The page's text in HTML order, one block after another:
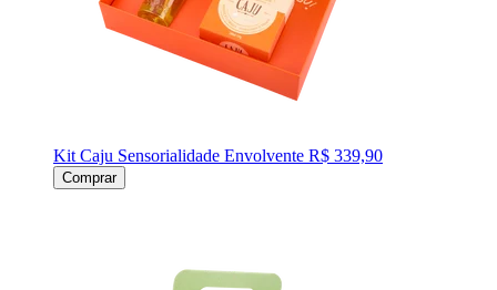
Kit Caju Sensorialidade Envolvente R$ 339,90
Comprar